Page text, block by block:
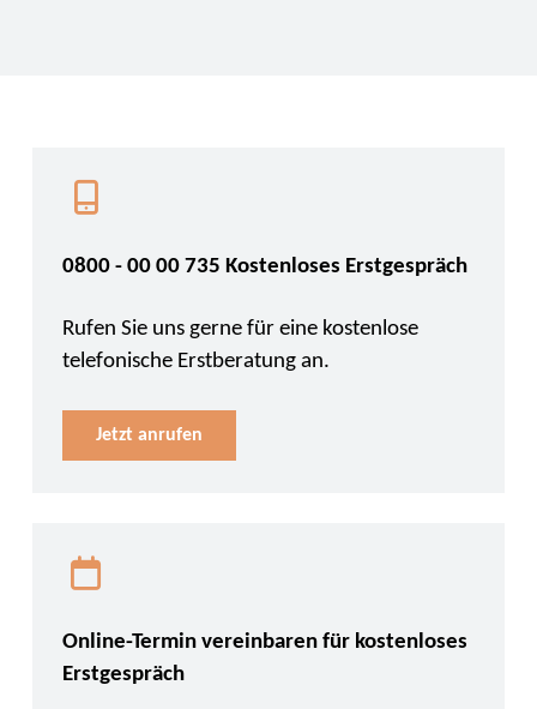
0800 - 00 00 735 Kostenloses Erstgespräch
Rufen Sie uns gerne für eine kostenlose
telefonische Erstberatung an.
Jetzt anrufen
Online-Termin vereinbaren für kostenloses
Erstgespräch